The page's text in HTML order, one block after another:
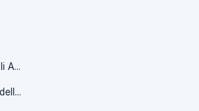
Connessione Degli Account Social
Programmazione delle Pubblicazioni